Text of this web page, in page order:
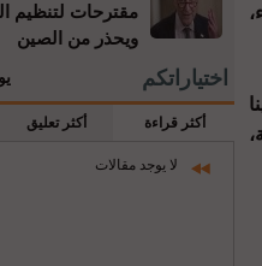
مقترحات لتنظيم
ويحذر من الصين
اختياراتكم
أكثر قراءة أكثر تعليق
لا يوجد مقالات